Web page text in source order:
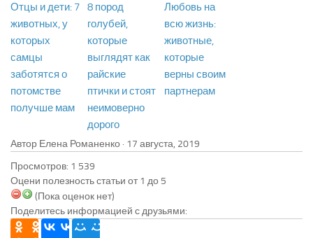
Отцы и дети: 7
животных, у
которых
самцы
заботятся о
потомстве
получше мам
8 пород
голубей,
которые
выглядят как
райские
птички и стоят
неимоверно
дорого
Любовь на
всю жизнь:
животные,
которые
верны своим
партнерам
Автор Елена Романенко ·
Просмотров: 1 539
Оцени полезность статьи от 1 до 5
(Пока оценок нет)
Поделитесь информацией с друзьями: